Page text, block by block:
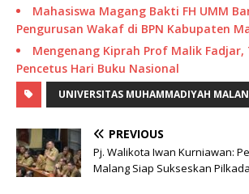
Mahasiswa Magang Bakti FH UMM
Pengurusan Wakaf di BPN Kabupaten
Mengenang Kiprah Prof Malik Fadjar,
Pencetus Hari Buku Nasional
UNIVERSITAS MUHAMMADIYAH
PREVIOUS
Pj. Walikota Iwan Kurniawan:
Malang Siap Sukseskan